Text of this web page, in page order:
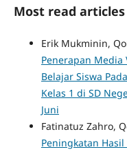
Most read
Erik Mukminin,
Penerapan
Belajar Siswa
Kelas 1 di SD
Juni
Fatinatuz Zahro,
Peningkatan